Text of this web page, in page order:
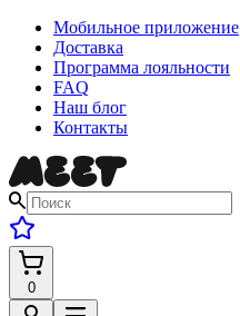
Мобильное приложение
Доставка
Программа лояльности
FAQ
Наш блог
Контакты
0